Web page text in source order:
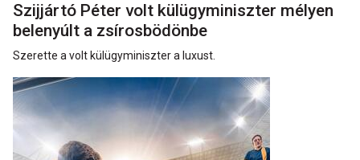
Szijjártó Péter volt külügyminiszter mélyen
belenyúlt a zsírosbödönbe
Szerette a volt külügyminiszter a luxust.